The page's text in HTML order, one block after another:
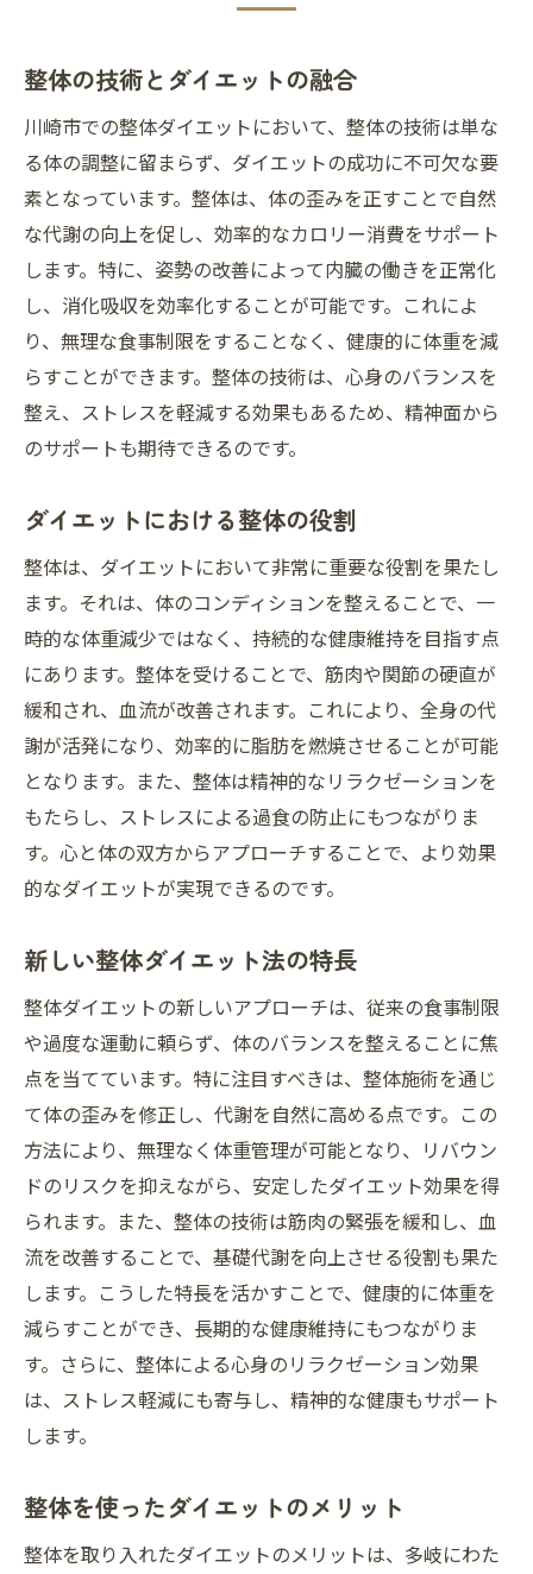
整体の技術とダイエットの融合
川崎市での整体ダイエットにおいて、整体の技術は単な
る体の調整に留まらず、ダイエットの成功に不可欠な要
素となっています。整体は、体の歪みを正すことで自然
な代謝の向上を促し、効率的なカロリー消費をサポート
します。特に、姿勢の改善によって内臓の働きを正常化
し、消化吸収を効率化することが可能です。これによ
り、無理な食事制限をすることなく、健康的に体重を減
らすことができます。整体の技術は、心身のバランスを
整え、ストレスを軽減する効果もあるため、精神面から
のサポートも期待できるのです。
ダイエットにおける整体の役割
整体は、ダイエットにおいて非常に重要な役割を果たし
ます。それは、体のコンディションを整えることで、一
時的な体重減少ではなく、持続的な健康維持を目指す点
にあります。整体を受けることで、筋肉や関節の硬直が
緩和され、血流が改善されます。これにより、全身の代
謝が活発になり、効率的に脂肪を燃焼させることが可能
となります。また、整体は精神的なリラクゼーションを
もたらし、ストレスによる過食の防止にもつながりま
す。心と体の双方からアプローチすることで、より効果
的なダイエットが実現できるのです。
新しい整体ダイエット法の特長
整体ダイエットの新しいアプローチは、従来の食事制限
や過度な運動に頼らず、体のバランスを整えることに焦
点を当てています。特に注目すべきは、整体施術を通じ
て体の歪みを修正し、代謝を自然に高める点です。この
方法により、無理なく体重管理が可能となり、リバウン
ドのリスクを抑えながら、安定したダイエット効果を得
られます。また、整体の技術は筋肉の緊張を緩和し、血
流を改善することで、基礎代謝を向上させる役割も果た
します。こうした特長を活かすことで、健康的に体重を
減らすことができ、長期的な健康維持にもつながりま
す。さらに、整体による心身のリラクゼーション効果
は、ストレス軽減にも寄与し、精神的な健康もサポート
します。
整体を使ったダイエットのメリット
整体を取り入れたダイエットのメリットは、多岐にわた